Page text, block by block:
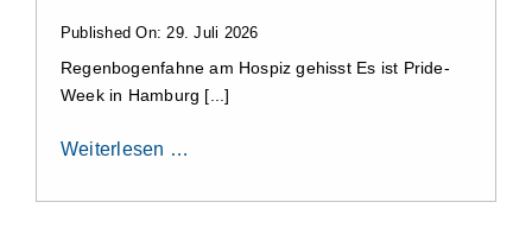
Published On: 29. Juli 2026
Regenbogenfahne am Hospiz gehisst Es ist Pride-
Week in Hamburg [...]
Weiterlesen …